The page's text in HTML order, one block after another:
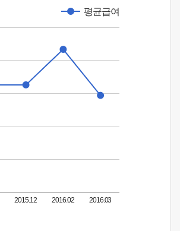
평균급여
2015.12 2016.02 2016.03